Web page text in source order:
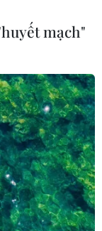
mạch"